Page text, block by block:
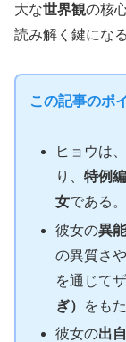
大な世界観の核
読み解く鍵にな
この記事のポ
ヒョウは
り、特例
女である。
彼女の異
の異質さ
を通じて
ぎ）
をも
彼女の出